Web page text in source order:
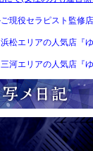
ご現役セラピスト監修
浜松エリアの人気店『
三河エリアの人気店『